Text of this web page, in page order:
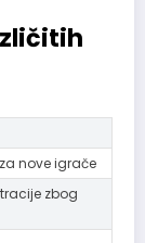
nove igrače
zbog